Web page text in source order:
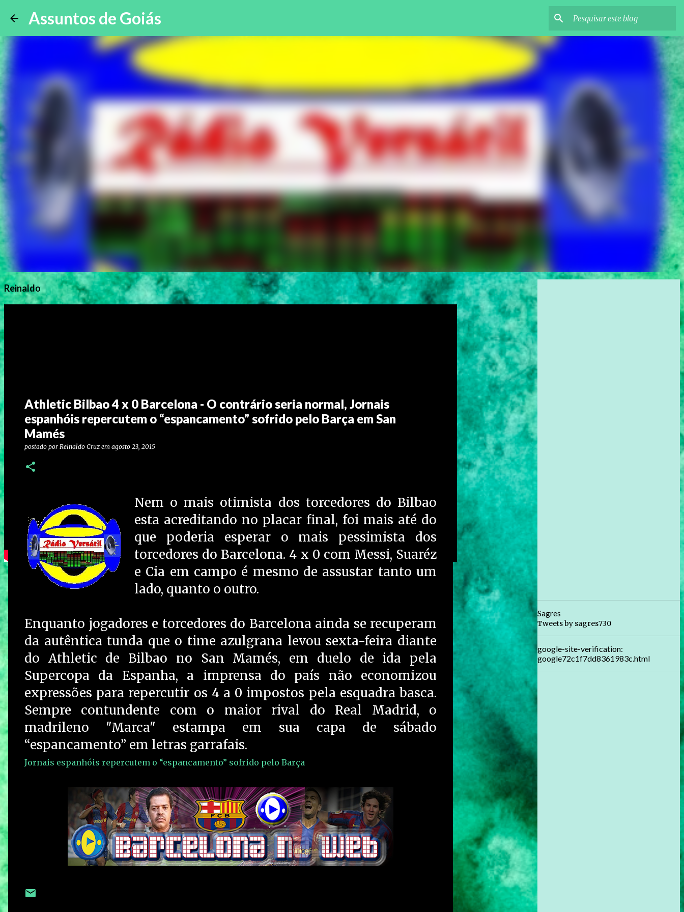
Assuntos de Goiás
Reinaldo
Athletic Bilbao 4 x 0 Barcelona - O contrário seria normal, Jornais
espanhóis repercutem o “espancamento” sofrido pelo Barça em San
Mamés
postado por Reinaldo Cruz em agosto 23, 2015
Nem o mais otimista dos torcedores do Bilbao
esta acreditando no placar final, foi mais até do
que poderia esperar o mais pessimista dos
torcedores do Barcelona. 4 x 0 com Messi, Suaréz
e Cia em campo é mesmo de assustar tanto um
lado, quanto o outro.
Enquanto jogadores e torcedores do Barcelona ainda se recuperam
da autêntica tunda que o time azulgrana levou sexta-feira diante
do Athletic de Bilbao no San Mamés, em duelo de ida pela
Supercopa da Espanha, a imprensa do país não economizou
expressões para repercutir os 4 a 0 impostos pela esquadra basca.
Sempre contundente com o maior rival do Real Madrid, o
madrileno "Marca" estampa em sua capa de sábado
“espancamento” em letras garrafais.
Jornais espanhóis repercutem o “espancamento” sofrido pelo Barça
Sagres
Tweets by sagres730
google-site-verification:
google72c1f7dd8361983c.html